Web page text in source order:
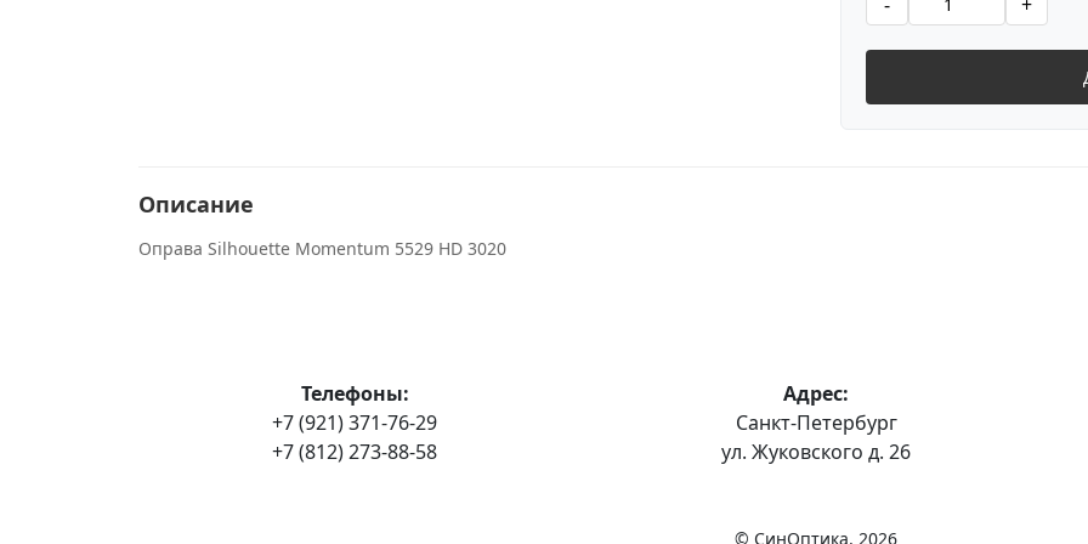
Описание
Оправа Silhouette Momentum 5529 HD 3020
Телефоны:
+7 (921) 371-76-29
+7 (812) 273-88-58
Адрес:
Санкт-Петербург
ул. Жуковского д. 26
© СинОптика, 2026